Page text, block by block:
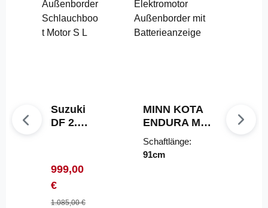
Suzuki
DF 2.5
chboot
Motor
S L
Verkaufspreis:
999,00
€
1.085,00 €
MINN KOTA
ENDURA MAX
55
Elektromotor
Außenborder
Schaftlänge:
91cm